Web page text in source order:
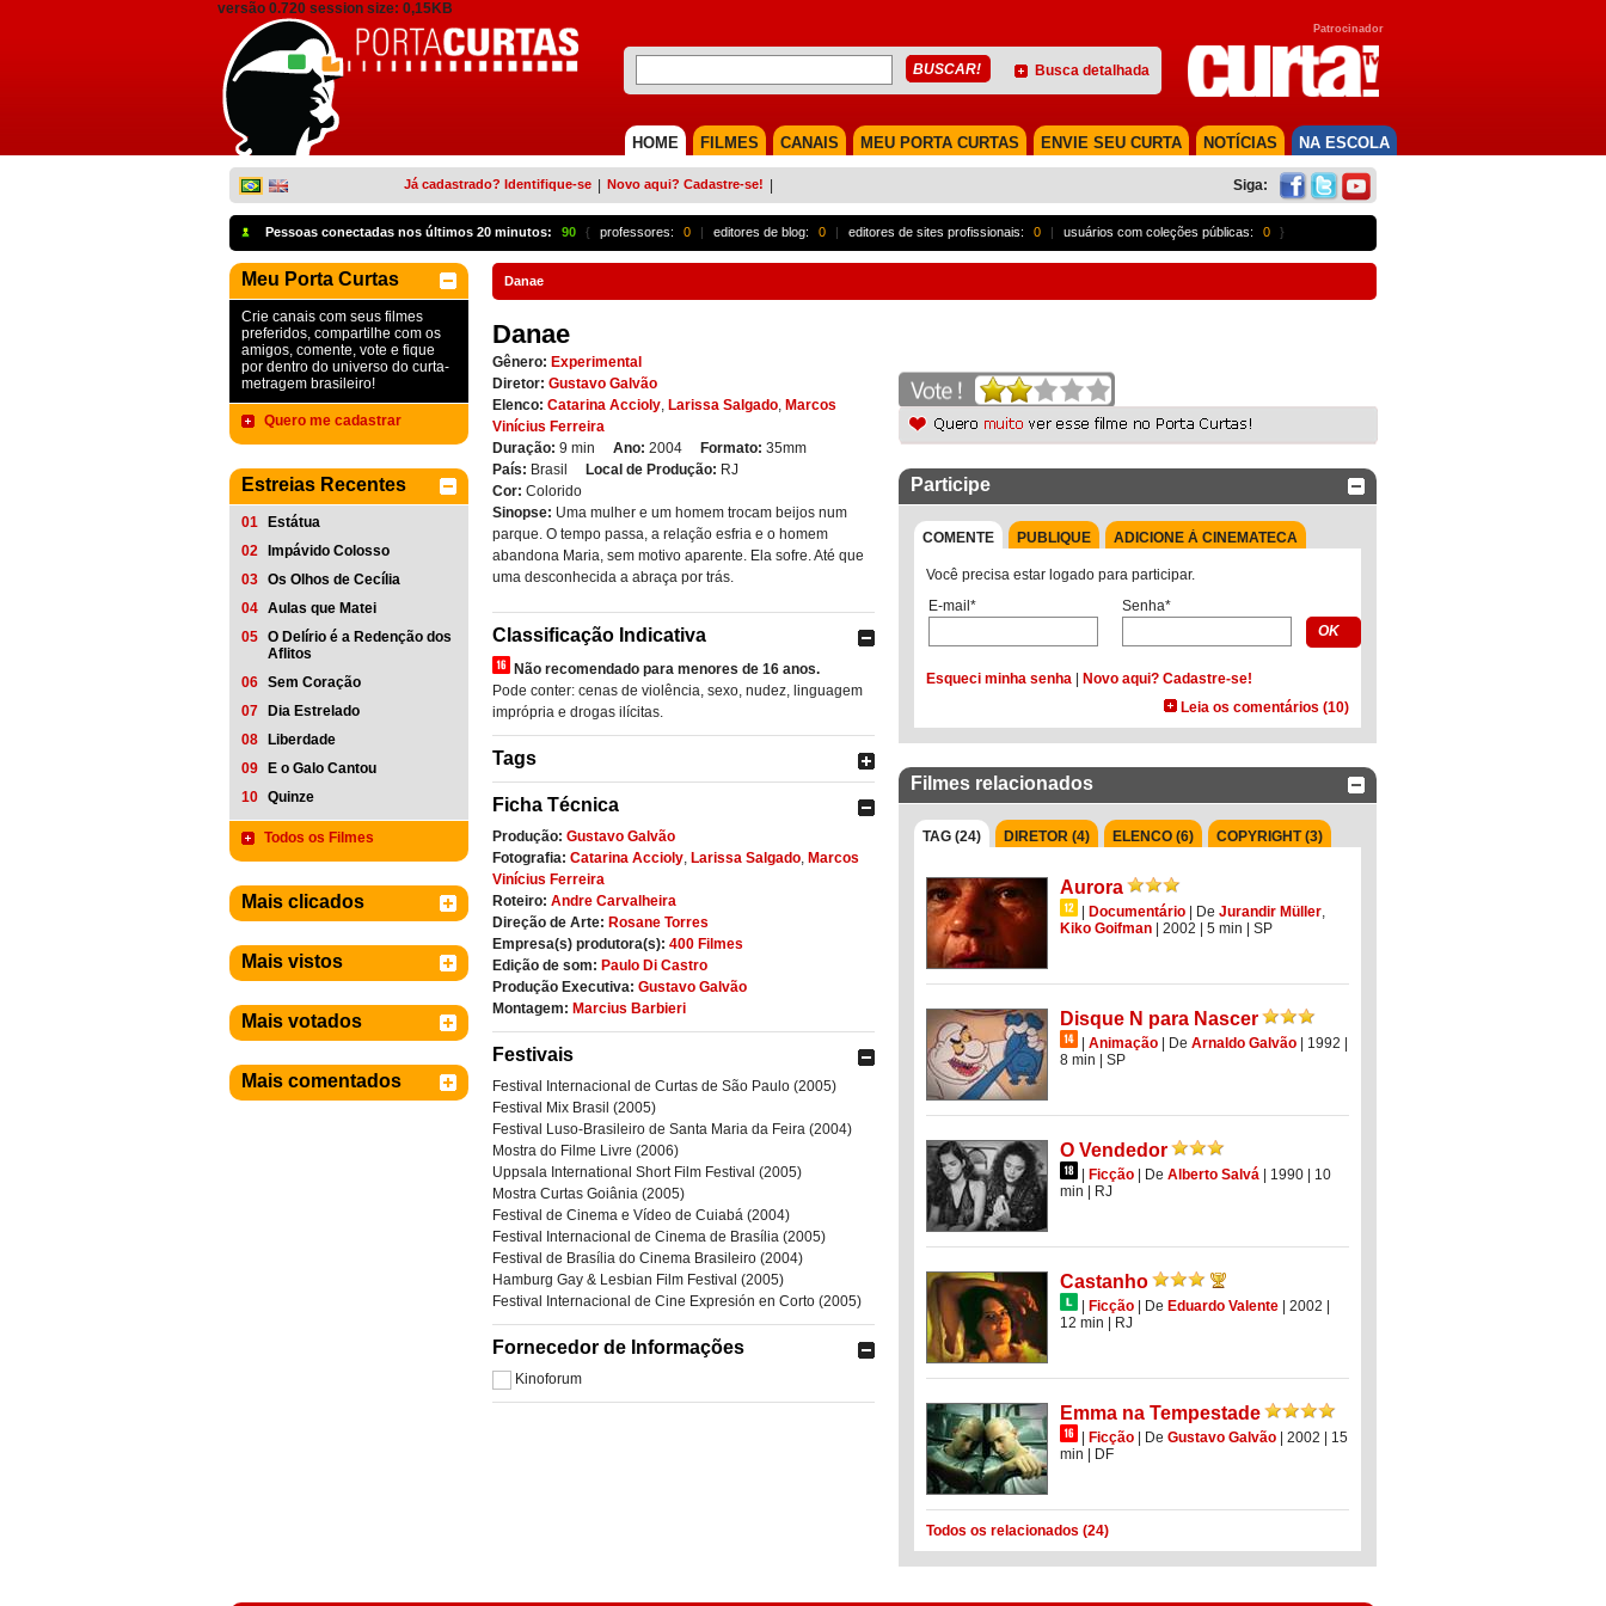
versão 0.720 session size: 0,15KB
Busca detalhada
Patrocinador
NA ESCOLA
NOTÍCIAS
ENVIE SEU CURTA
MEU PORTA CURTAS
CANAIS
FILMES
HOME
Siga:
Já cadastrado? Identifique-se Novo aqui? Cadastre-se!
Pessoas conectadas nos últimos 20 minutos: 90 { professores: 0 | editores de blog: 0 | editores de sites profissionais: 0 | usuários com coleções públicas: 0 }
Meu Porta Curtas
Crie canais com seus filmes
preferidos, compartilhe com os
amigos, comente, vote e fique
por dentro do universo do curta-
metragem brasileiro!
Quero me cadastrar
Estreias Recentes
01
Estátua
02
Impávido Colosso
03 Os Olhos de Cecília
04 Aulas que Matei
05 O Delírio é a Redenção dos
Aflitos
06 Sem Coração
07
Dia Estrelado
08
Liberdade
09
E o Galo Cantou
10 Quinze
Todos os Filmes
Mais clicados
Mais vistos
Mais votados
Mais comentados
Danae
Danae
Gênero: Experimental
Diretor: Gustavo Galvão
Elenco: Catarina Accioly, Larissa Salgado, Marcos
Vinícius Ferreira
Duração: 9 min Ano: 2004 Formato: 35mm
País: Brasil Local de Produção: RJ
Cor: Colorido
Sinopse: Uma mulher e um homem trocam beijos num
parque. O tempo passa, a relação esfria e o homem
abandona Maria, sem motivo aparente. Ela sofre. Até que
uma desconhecida a abraça por trás.
Classificação Indicativa
Não recomendado para menores de 16 anos.
Pode conter: cenas de violência, sexo, nudez, linguagem
imprópria e drogas ilícitas.
Tags
Ficha Técnica
Produção: Gustavo Galvão
Fotografia: Catarina Accioly, Larissa Salgado, Marcos
Vinícius Ferreira
Roteiro: Andre Carvalheira
Direção de Arte: Rosane Torres
Empresa(s) produtora(s): 400 Filmes
Edição de som: Paulo Di Castro
Produção Executiva: Gustavo Galvão
Montagem: Marcius Barbieri
Festivais
Festival Internacional de Curtas de São Paulo (2005)
Festival Mix Brasil (2005)
Festival Luso-Brasileiro de Santa Maria da Feira (2004)
Mostra do Filme Livre (2006)
Uppsala International Short Film Festival (2005)
Mostra Curtas Goiânia (2005)
Festival de Cinema e Vídeo de Cuiabá (2004)
Festival Internacional de Cinema de Brasília (2005)
Festival de Brasília do Cinema Brasileiro (2004)
Hamburg Gay & Lesbian Film Festival (2005)
Festival Internacional de Cine Expresión en Corto (2005)
Fornecedor de Informações
Kinoforum
Participe
COMENTE PUBLIQUE ADICIONE À CINEMATECA
Você precisa estar logado para participar.
E-mail*
Senha*
Esqueci minha senha
Novo aqui? Cadastre-se!
Leia os comentários (10)
Filmes relacionados
TAG (24) DIRETOR (4) ELENCO (6) COPYRIGHT (3)
Aurora
Documentário De Jurandir Müller,
Kiko Goifman
| 2002 | 5 min SP
Disque N para Nascer
Animação De Arnaldo Galvão | 1992
8 min
SP
O Vendedor
Ficção De Alberto Salvá | 1990
| 10
min
RJ
Castanho
Ficção De Eduardo Valente | 2002
12 min
RJ
Emma na Tempestade
Ficção De Gustavo Galvão | 2002
| 15
min
DF
Todos os relacionados (24)